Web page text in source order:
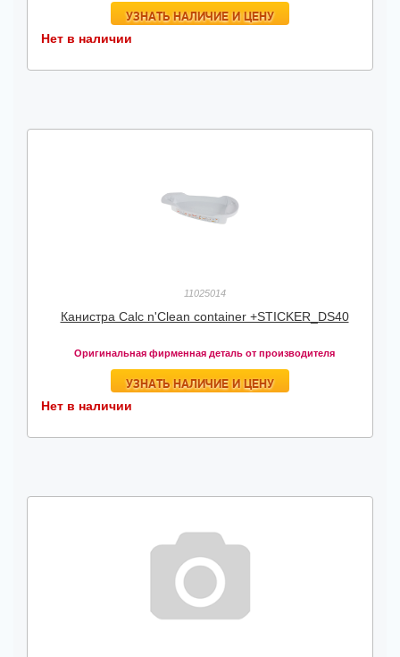
УЗНАТЬ НАЛИЧИЕ И ЦЕНУ
Нет в наличии
11025014
Канистра Calc n'Clean container +STICKER_DS40
Оригинальная фирменная деталь от производителя
УЗНАТЬ НАЛИЧИЕ И ЦЕНУ
Нет в наличии